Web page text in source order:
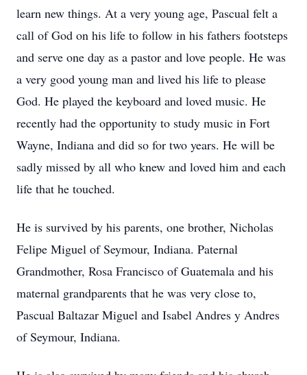
learn new things. At a very young age, Pascual felt a
call of God on his life to follow in his fathers footsteps
and serve one day as a pastor and love people. He was
a very good young man and lived his life to please
God. He played the keyboard and loved music. He
recently had the opportunity to study music in Fort
Wayne, Indiana and did so for two years. He will be
sadly missed by all who knew and loved him and each
life that he touched.
He is survived by his parents, one brother, Nicholas
Felipe Miguel of Seymour, Indiana. Paternal
Grandmother, Rosa Francisco of Guatemala and his
maternal grandparents that he was very close to,
Pascual Baltazar Miguel and Isabel Andres y Andres
of Seymour, Indiana.